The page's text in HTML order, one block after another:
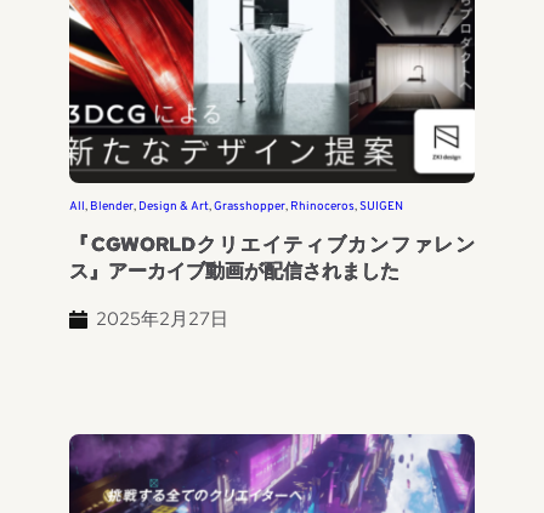
All, Blender, Design & Art, Grasshopper, Rhinoceros, SUIGEN
『CGWORLDクリエイティブカンファレン
ス』アーカイブ動画が配信されました
2025年2月27日